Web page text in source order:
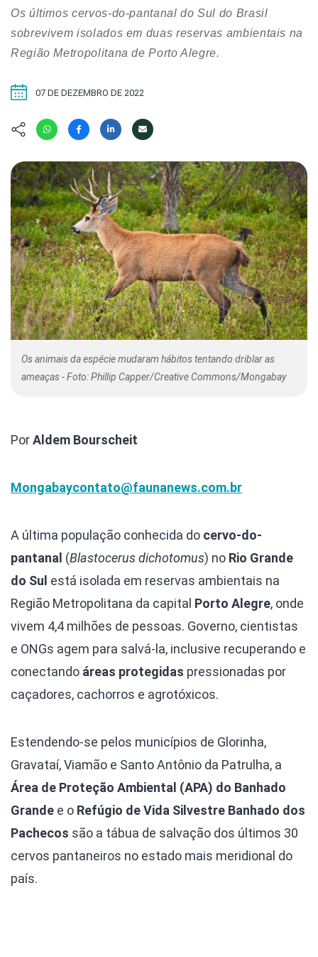
Kit
Na Linha
Segunda
Túnel do
Universo
Os últimos cervos-do-pantanal do Sul do Brasil
sobrevivem isolados em duas reservas ambientais na
Região Metropolitana de Porto Alegre.
07 DE DEZEMBRO DE 2022
Os animais da espécie mudaram hábitos tentando driblar as
ameaças - Foto: Phillip Capper/Creative Commons/Mongabay
PorAldem Bourscheit
Mongabaycontato@faunanews.com.br
A última população conhecida do cervo-do-
pantanal (Blastocerus dichotomus) no Rio Grande
do Sul está isolada em reservas ambientais na
Região Metropolitana da capital Porto Alegre, onde
vivem 4,4 milhões de pessoas. Governo, cientistas
e ONGs agem para salvá-la, inclusive recuperando e
conectando áreas protegidas pressionadas por
caçadores, cachorros e agrotóxicos.
Estendendo-se pelos municípios de Glorinha,
Gravataí, Viamão e Santo Antônio da Patrulha, a
Área de Proteção Ambiental (APA) do Banhado
Grande e o Refúgio de Vida Silvestre Banhado dos
Pachecos são a tábua de salvação dos últimos 30
cervos pantaneiros no estado mais meridional do
país.